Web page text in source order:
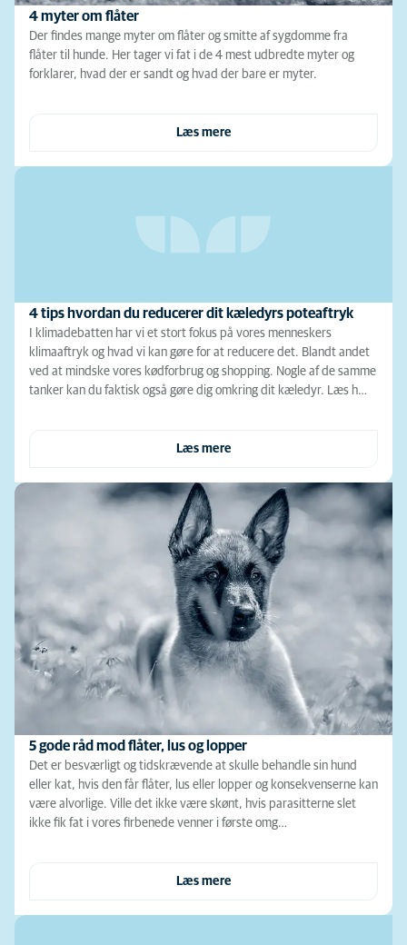
4 myter om flåter
Der findes mange myter om flåter og smitte af sygdomme fra
flåter til hunde. Her tager vi fat i de 4 mest udbredte myter og
forklarer, hvad der er sandt og hvad der bare er myter.
Læs mere
4 tips hvordan du reducerer dit kæledyrs poteaftryk
I klimadebatten har vi et stort fokus på vores menneskers
klimaaftryk og hvad vi kan gøre for at reducere det. Blandt andet
ved at mindske vores kødforbrug og shopping. Nogle af de samme
tanker kan du faktisk også gøre dig omkring dit kæledyr. Læs h…
Læs mere
5 gode råd mod flåter, lus og lopper
Det er besværligt og tidskrævende at skulle behandle sin hund
eller kat, hvis den får flåter, lus eller lopper og konsekvenserne kan
være alvorlige. Ville det ikke være skønt, hvis parasitterne slet
ikke fik fat i vores firbenede venner i første omg…
Læs mere